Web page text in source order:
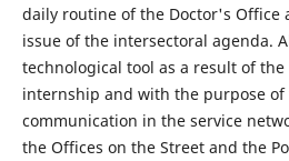
daily routine of the Doctor's Office
issue of the intersectoral agenda.
technological tool as a result of
internship and with the purpose
communication in the service
the Offices on the Street and the